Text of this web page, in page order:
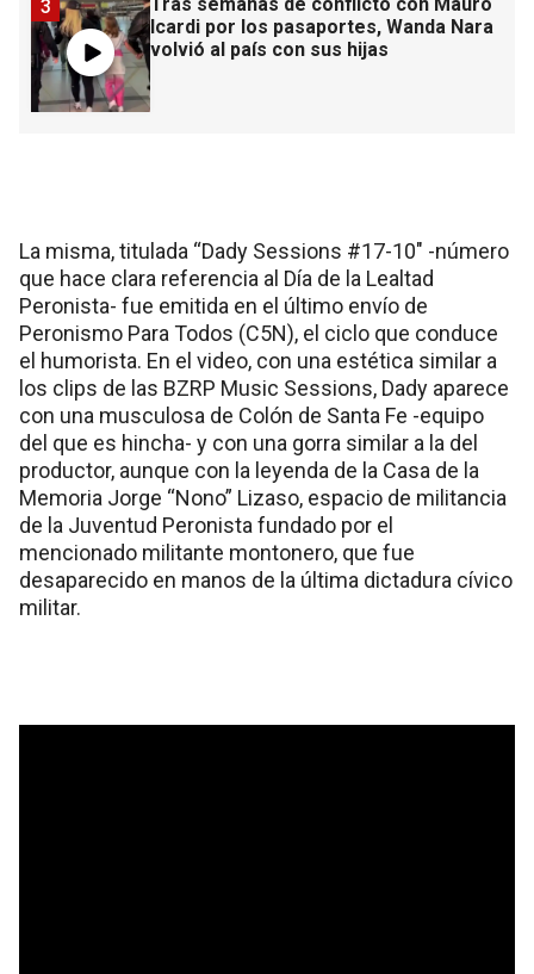
Icardi por los pasaportes, Wanda Nara
volvió al país con sus hijas
3
La misma, titulada “Dady Sessions #17-10″ -número
que hace clara referencia al Día de la Lealtad
Peronista- fue emitida en el último envío de
Peronismo Para Todos (C5N), el ciclo que conduce
el humorista. En el video, con una estética similar a
los clips de las BZRP Music Sessions, Dady aparece
con una musculosa de Colón de Santa Fe -equipo
del que es hincha- y con una gorra similar a la del
productor, aunque con la leyenda de la Casa de la
Memoria Jorge “Nono” Lizaso, espacio de militancia
de la Juventud Peronista fundado por el
mencionado militante montonero, que fue
desaparecido en manos de la última dictadura cívico
militar.